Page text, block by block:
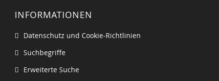
INFORMATIONEN
Datenschutz und Cookie-Richtlinien
Suchbegriffe
Erweiterte Suche